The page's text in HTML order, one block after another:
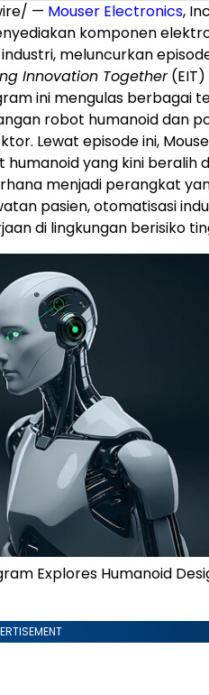
— Mouser Electronics,
komponen
meluncurkan
Innovation Together(EIT)
ini mengulas berbagai
robot humanoid dan
Lewat episode ini,
yang kini beralih
menjadi perangkat
pasien, otomatisasi
di lingkungan berisiko
Explores Humanoid